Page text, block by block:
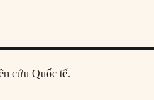
cứu Quốc tế.